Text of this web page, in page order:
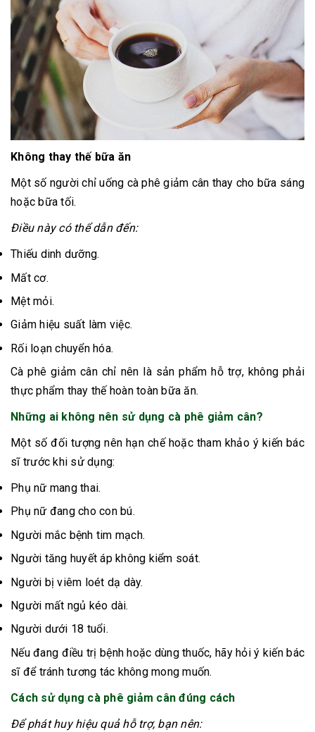
Không thay thế bữa ăn
Một số người chỉ uống cà phê giảm cân thay cho bữa sáng
hoặc bữa tối.
Điều này có thể dẫn đến:
Thiếu dinh dưỡng.
Mất cơ.
Mệt mỏi.
Giảm hiệu suất làm việc.
Rối loạn chuyển hóa.
Cà phê giảm cân chỉ nên là sản phẩm hỗ trợ, không phải
thực phẩm thay thế hoàn toàn bữa ăn.
Những ai không nên sử dụng cà phê giảm cân?
Một số đối tượng nên hạn chế hoặc tham khảo ý kiến bác
sĩ trước khi sử dụng:
Phụ nữ mang thai.
Phụ nữ đang cho con bú.
Người mắc bệnh tim mạch.
Người tăng huyết áp không kiểm soát.
Người bị viêm loét dạ dày.
Người mất ngủ kéo dài.
Người dưới 18 tuổi.
Nếu đang điều trị bệnh hoặc dùng thuốc, hãy hỏi ý kiến bác
sĩ để tránh tương tác không mong muốn.
Cách sử dụng cà phê giảm cân đúng cách
Để phát huy hiệu quả hỗ trợ, bạn nên: